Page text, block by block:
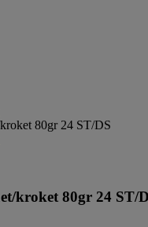
80gr 24 ST/DS
kroket 80gr 24 ST/